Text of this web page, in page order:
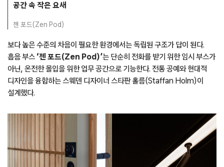
공간 속 작은 요새
젠 포드(Zen Pod)
보다 높은 수준의 차음이 필요한 환경에서는 독립된 구조가 답이 된다.
흡음 부스 ‘젠 포드(Zen Pod)’는 단순히 전화를 받기 위한 임시 부스가
아닌, 온전한 몰입을 위한 업무 공간으로 기능한다. 전통 공예와 현대적
디자인을 융합하는 스웨덴 디자이너 스타판 홀름(Staffan Holm)이
설계했다.